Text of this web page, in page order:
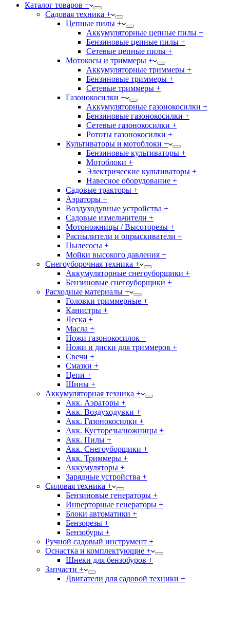
Каталог товаров +
Садовая техника +
Цепные пилы +
Аккумуляторные цепные пилы +
Бензиновые цепные пилы +
Сетевые цепные пилы +
Мотокосы и триммеры +
Аккумуляторные триммеры +
Бензиновые триммеры +
Сетевые триммеры +
Газонокосилки +
Аккумуляторные газонокосилки +
Бензиновые газонокосилки +
Сетевые газонокосилки +
Рототы газонокосилки +
Культиваторы и мотоблоки +
Бензиновые культиваторы +
Мотоблоки +
Электрические культиваторы +
Навесное оборудование +
Садовые тракторы +
Аэраторы +
Воздуходувные устройства +
Садовые измельчители +
Мотоножницы / Высоторезы +
Распылители и опрыскиватели +
Пылесосы +
Мойки высокого давления +
Снегоуборочная техника +
Аккумуляторные снегоуборщики +
Бензиновые снегоуборщики +
Расходные материалы +
Головки триммерные +
Канистры +
Леска +
Масла +
Ножи газонокосилок +
Ножи и диски для триммеров +
Свечи +
Смазки +
Цепи +
Шины +
Аккумуляторная техника +
Акк. Аэраторы +
Акк. Воздуходувки +
Акк. Газонокосилки +
Акк. Кусторезы/ножницы +
Акк. Пилы +
Акк. Снегоуборщики +
Акк. Триммеры +
Аккумуляторы +
Зарядные устройства +
Силовая техника +
Бензиновые генераторы +
Инверторные генераторы +
Блоки автоматики +
Бензорезы +
Бензобуры +
Ручной садовый инструмент +
Оснастка и комплектующие +
Шнеки для бензобуров +
Запчасти +
Двигатели для садовой техники +